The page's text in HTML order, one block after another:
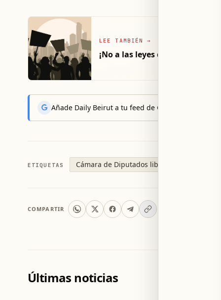
LEE TAMBIÉN →
¡No a las leyes de
Añade Daily Beirut a tu feed de Google News y
ETIQUETAS Cámara de Diputados libanesa
COMPARTIR
Últimas noticias